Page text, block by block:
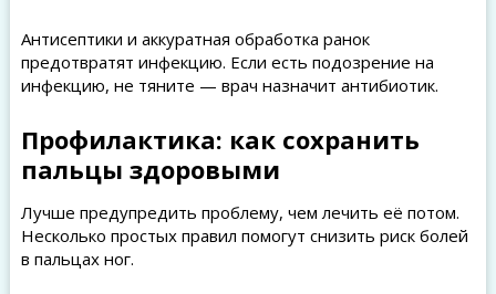
Антисептики и аккуратная обработка ранок
предотвратят инфекцию. Если есть подозрение на
инфекцию, не тяните — врач назначит антибиотик.
Профилактика: как сохранить
пальцы здоровыми
Лучше предупредить проблему, чем лечить её потом.
Несколько простых правил помогут снизить риск болей
в пальцах ног.